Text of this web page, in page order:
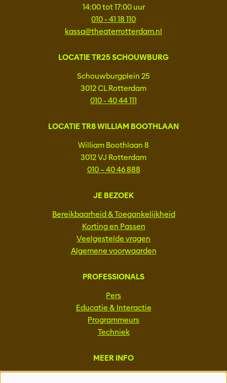
14:00 tot 17:00 uur
010 - 41 18 110
kassa@theaterrotterdam.nl
LOCATIE TR25 SCHOUWBURG
Schouwburgplein 25
3012 CL Rotterdam
010 - 40 44 111
LOCATIE TR8 WILLIAM BOOTHLAAN
William Boothlaan 8
3012 VJ Rotterdam
010 – 40 46 888
JE BEZOEK
Bereikbaarheid & Toegankelijkheid
Korting en Passen
Veelgestelde vragen
Algemene voorwaarden
PROFESSIONALS
Pers
Educatie & Interactie
Programmeurs
Techniek
MEER INFO